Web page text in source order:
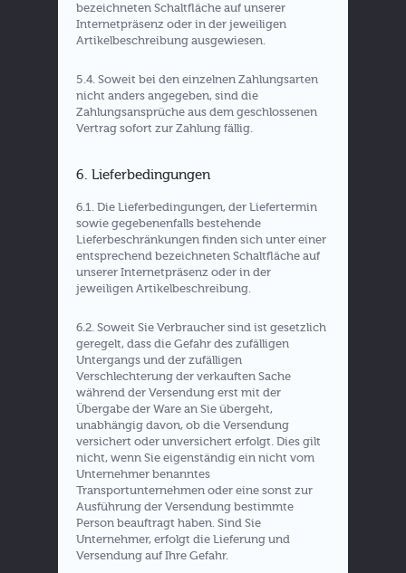
bezeichneten Schaltfläche auf unserer
Internetpräsenz oder in der jeweiligen
Artikelbeschreibung ausgewiesen.
5.4. Soweit bei den einzelnen Zahlungsarten
nicht anders angegeben, sind die
Zahlungsansprüche aus dem geschlossenen
Vertrag sofort zur Zahlung fällig.
6. Lieferbedingungen
6.1. Die Lieferbedingungen, der Liefertermin
sowie gegebenenfalls bestehende
Lieferbeschränkungen finden sich unter einer
entsprechend bezeichneten Schaltfläche auf
unserer Internetpräsenz oder in der
jeweiligen Artikelbeschreibung.
6.2. Soweit Sie Verbraucher sind ist gesetzlich
geregelt, dass die Gefahr des zufälligen
Untergangs und der zufälligen
Verschlechterung der verkauften Sache
während der Versendung erst mit der
Übergabe der Ware an Sie übergeht,
unabhängig davon, ob die Versendung
versichert oder unversichert erfolgt. Dies gilt
nicht, wenn Sie eigenständig ein nicht vom
Unternehmer benanntes
Transportunternehmen oder eine sonst zur
Ausführung der Versendung bestimmte
Person beauftragt haben. Sind Sie
Unternehmer, erfolgt die Lieferung und
Versendung auf Ihre Gefahr.